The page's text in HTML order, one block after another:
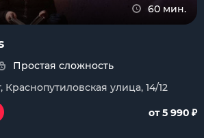
60 мин.
Простая сложность
Краснопутиловская улица, 14/12
от 5 990 ₽